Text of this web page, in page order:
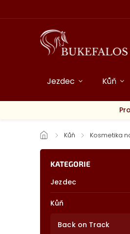
Jezdec Kůň
/ Kůň / Kosmetika
KATEGORIE
Jezdec
Kůň
Back on Track